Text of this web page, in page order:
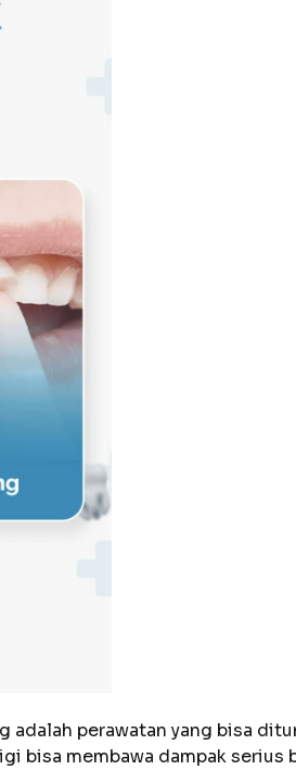
perawatan yang bisa
bisa membawa dampak